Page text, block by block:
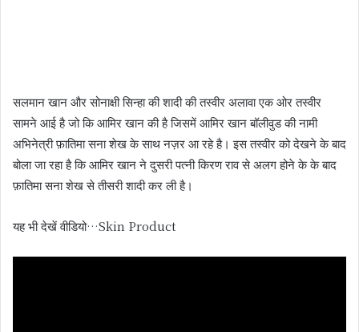
सलमान खान और सोनाक्षी सिन्हा की शादी की तस्वीर अलावा एक ओर तस्वीर
सामने आई है जो कि आमिर खान की है जिसमें आमिर खान बॉलीवुड की नामी
अभिनेत्री फ़ातिमा सना शेख के साथ नज़र आ रहे है। इस तस्वीर को देखने के बाद
बोला जा रहा है कि आमिर खान ने दुसरी पत्नी किरण राव से अलग होने के के बाद
फ़ातिमा सना शेख से तीसरी शादी कर ली है।
यह भी देखें वीडियो…Skin Product